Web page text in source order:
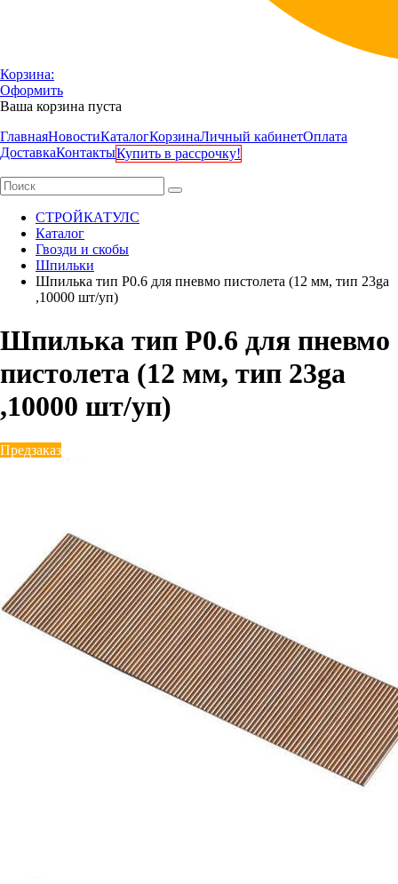
Корзина:
Оформить
Ваша корзина пуста
ГлавнаяНовостиКаталогКорзинаЛичный кабинетОплата
ДоставкаКонтактыКупить в рассрочку!
СТРОЙКАТУЛС
Каталог
Гвозди и скобы
Шпильки
Шпилька тип P0.6 для пневмо пистолета (12 мм, тип 23ga
,10000 шт/уп)
Шпилька тип P0.6 для пневмо
пистолета (12 мм, тип 23ga
,10000 шт/уп)
Предзаказ